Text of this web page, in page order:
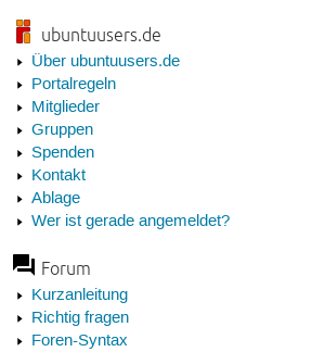
ubuntuusers.de
Über ubuntuusers.de
Portalregeln
Mitglieder
Gruppen
Spenden
Kontakt
Ablage
Wer ist gerade angemeldet?
Forum
Kurzanleitung
Richtig fragen
Foren-Syntax